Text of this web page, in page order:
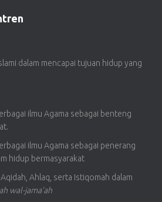
dalam mencapai tujuan hidup yang
ilmu Agama sebagai benteng
ilmu Agama sebagai penerang
hidup bermasyarakat
Ahlaq, serta Istiqomah dalam
wal-jama’ah